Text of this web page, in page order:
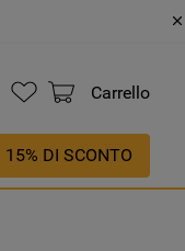
Carrello
15% DI SCONTO